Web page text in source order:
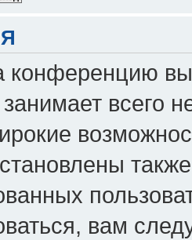
конференцию
всего
вам